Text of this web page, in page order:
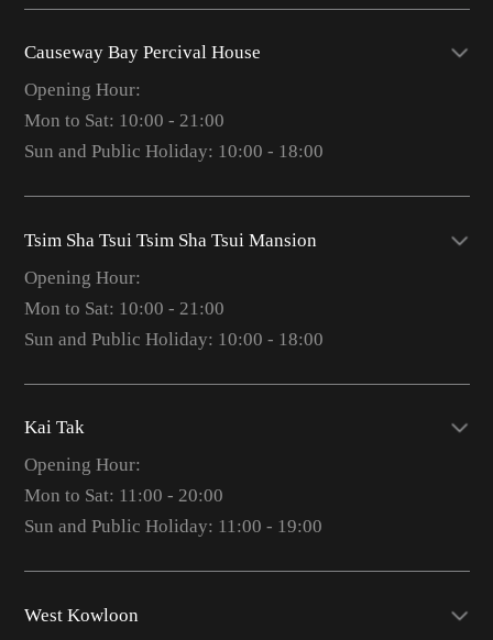
Causeway Bay Percival House
Opening Hour:
Mon to Sat: 10:00 - 21:00
Sun and Public Holiday: 10:00 - 18:00
Tsim Sha Tsui Tsim Sha Tsui Mansion
Opening Hour:
Mon to Sat: 10:00 - 21:00
Sun and Public Holiday: 10:00 - 18:00
Kai Tak
Opening Hour:
Mon to Sat: 11:00 - 20:00
Sun and Public Holiday: 11:00 - 19:00
West Kowloon